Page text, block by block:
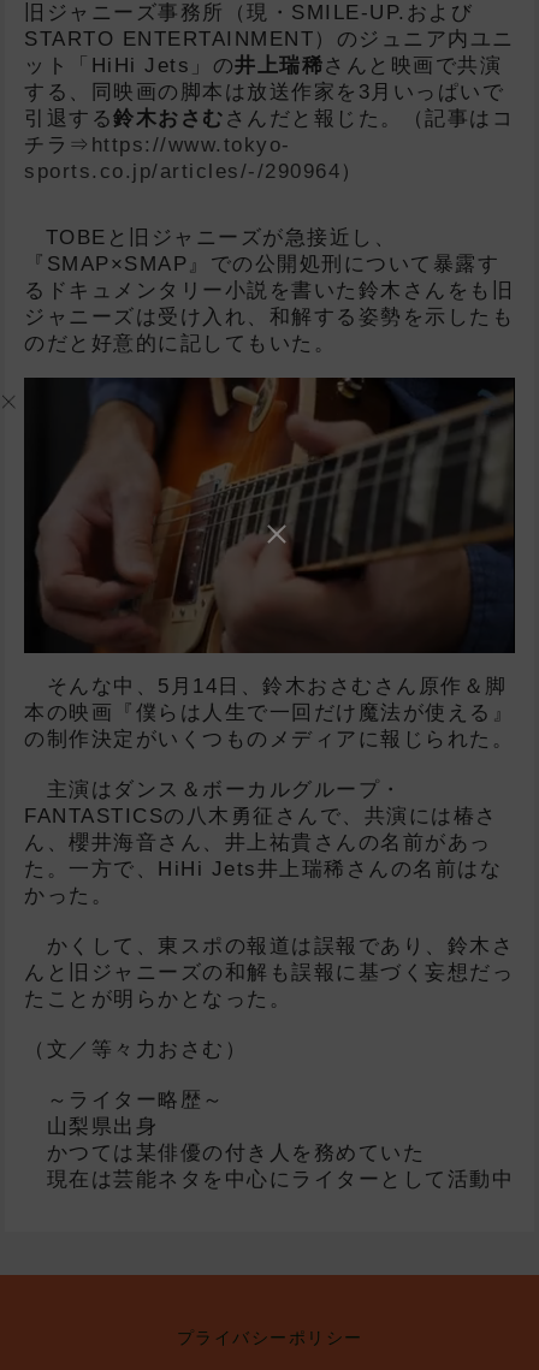
旧ジャニーズ事務所（現・SMILE-UP.および
STARTO ENTERTAINMENT）のジュニア内ユニ
ット「HiHi Jets」の井上瑞稀さんと映画で共演
する、同映画の脚本は放送作家を3月いっぱいで
引退する鈴木おさむ さんだと報じた。（記事はコ
チラ⇒ https://www.tokyo-
sports.co.jp/articles/-/290964 ）
TOBEと旧ジャニーズが急接近し、
『SMAP×SMAP』での公開処刑について暴露す
るドキュメンタリー小説を書いた鈴木さんをも旧
ジャニーズは受け入れ、和解する姿勢を示したも
のだと好意的に記してもいた。
そんな中、5月14日、鈴木おさむさん原作＆脚
本の映画『僕らは人生で一回だけ魔法が使える』
の制作決定がいくつものメディアに報じられた。
主演はダンス＆ボーカルグループ・
FANTASTICSの八木勇征さんで、共演には椿さ
ん、櫻井海音さん、井上祐貴さんの名前があっ
た。一方で、HiHi Jets井上瑞稀さんの名前はな
かった。
かくして、東スポの報道は誤報であり、鈴木さ
んと旧ジャニーズの和解も誤報に基づく妄想だっ
たことが明らかとなった。
（文／等々力おさむ）
～ライター略歴～
山梨県出身
かつては某俳優の付き人を務めていた
現在は芸能ネタを中心にライターとして活動中
プライバシーポリシー